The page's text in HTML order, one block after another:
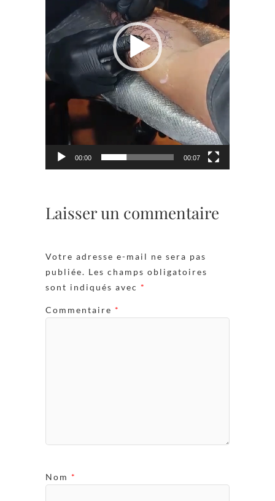
00:00 00:07
Laisser un commentaire
Votre adresse e-mail ne sera pas
publiée. Les champs obligatoires
sont indiqués avec *
Commentaire *
Nom *